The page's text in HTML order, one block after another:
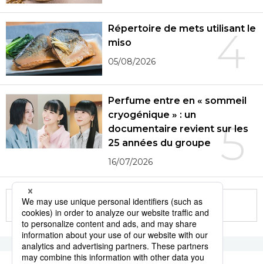
4
Répertoire de mets utilisant le
miso
05/08/2026
5
Perfume entre en « sommeil
cryogénique » : un
documentaire revient sur les
25 années du groupe
16/07/2026
More in this series